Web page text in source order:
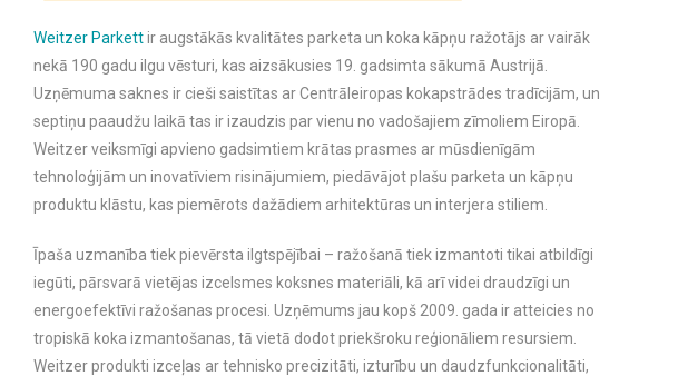
Weitzer Parkettir augstākās kvalitātes parketa un koka kāpņu ražotājs ar vairāk
nekā 190 gadu ilgu vēsturi, kas aizsākusies 19. gadsimta sākumā Austrijā.
Uzņēmuma saknes ir cieši saistītas ar Centrāleiropas kokapstrādes tradīcijām, un
septiņu paaudžu laikā tas ir izaudzis par vienu no vadošajiem zīmoliem Eiropā.
Weitzer veiksmīgi apvieno gadsimtiem krātas prasmes ar mūsdienīgām
tehnoloģijām un inovatīviem risinājumiem, piedāvājot plašu parketa un kāpņu
produktu klāstu, kas piemērots dažādiem arhitektūras un interjera stiliem.
Īpaša uzmanība tiek pievērsta ilgtspējībai – ražošanā tiek izmantoti tikai atbildīgi
iegūti, pārsvarā vietējas izcelsmes koksnes materiāli, kā arī videi draudzīgi un
energoefektīvi ražošanas procesi. Uzņēmums jau kopš 2009. gada ir atteicies no
tropiskā koka izmantošanas, tā vietā dodot priekšroku reģionāliem resursiem.
Weitzer produkti izceļas ar tehnisko precizitāti, izturību un daudzfunkcionalitāti,